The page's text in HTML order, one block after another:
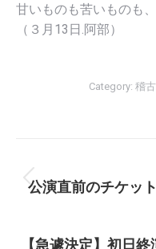
甘いものも苦いものも
（３月13日.阿部）
Category: 稽
navigation
公演直前のチケッ
【急遽決定】初日